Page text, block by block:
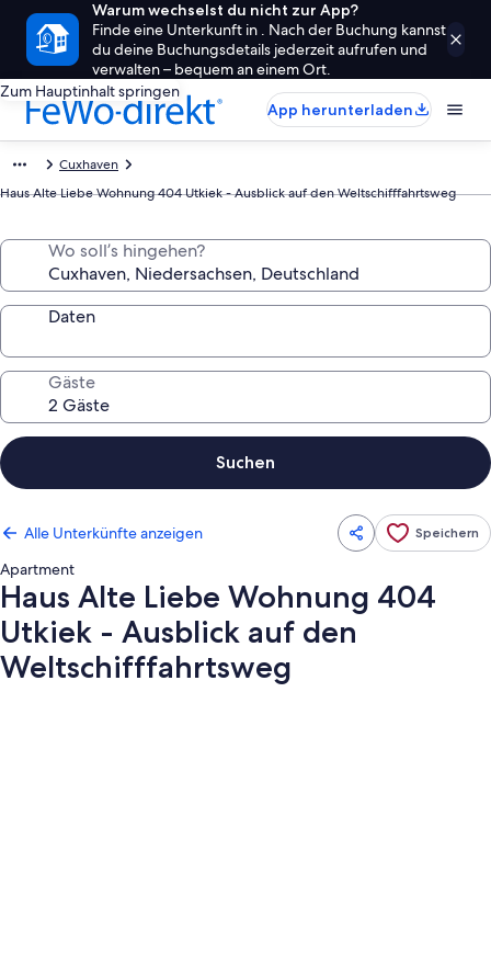
Warum wechselst du nicht zur App?
Finde eine Unterkunft in . Nach der Buchung kannst
du deine Buchungsdetails jederzeit aufrufen und
verwalten – bequem an einem Ort.
Zum Hauptinhalt springen
App herunterladen
Cuxhaven
Haus Alte Liebe Wohnung 404 Utkiek - Ausblick auf den Weltschifffahrtsweg
Wo soll’s hingehen?
Daten
Gäste
Suchen
Alle Unterkünfte anzeigen Speichern
Apartment
Haus Alte Liebe Wohnung 404
Utkiek - Ausblick auf den
Weltschifffahrtsweg